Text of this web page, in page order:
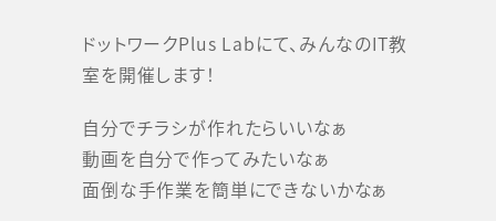
ドットワークPlus Labにて、みんなのIT教
室を開催します！
自分でチラシが作れたらいいなぁ
動画を自分で作ってみたいなぁ
面倒な手作業を簡単にできないかなぁ